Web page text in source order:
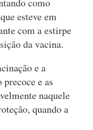
como
esteve em
com a estirpe
da vacina.
e a
e as
naquele
quando a